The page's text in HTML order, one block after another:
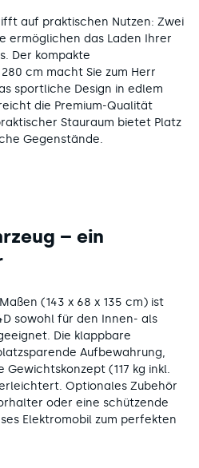
auf praktischen Nutzen: Zwei
ermöglichen das Laden Ihrer
Der kompakte
cm macht Sie zum Herr
sportliche Design in edlem
die Premium-Qualität
Stauraum bietet Platz
Gegenstände.
– ein
(143 x 68 x 135 cm) ist
sowohl für den Innen- als
Die klappbare
Aufbewahrung,
(117 kg inkl.
Optionales Zubehör
oder eine schützende
Elektromobil zum perfekten